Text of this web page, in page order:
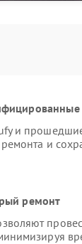
и
и
ремонт